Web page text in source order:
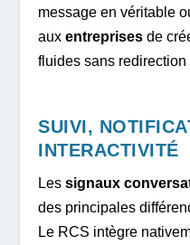
message en véritable
auxentreprises de
fluides sans redirection
SUIVI,
INTERACTIVITÉ
Lessignaux
des principales
Le RCS intègre